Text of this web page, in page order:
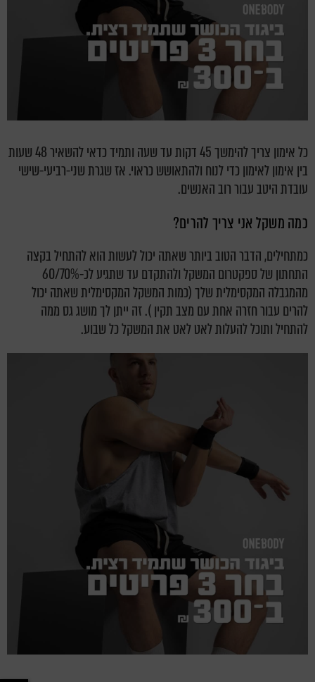
כל אימון צריך להימשך 45 דקות עד שעה ותמיד כדאי להשאיר 48 שעות
בין אימון לאימון כדי לנוח ולהתאושש כראוי. אז שגרת שני-רביעי-שישי
עובדת היטב עבור רוב האנשים.
כמה משקל אני צריך להרים?
כמתחילים, הדבר הטוב ביותר שאתה יכול לעשות הוא להתחיל בקצה
התחתון של ספקטרום המשקל ולהתקדם עד שתגיע לכ-60/70%
מהמגבלה המקסימלית שלך (כמות המשקל המקסימלית שאתה יכול
להרים עבור חזרה אחת עם מצב תקין ). זה ייתן לך מושג גס ממה
להתחיל ותוכל להעלות לאט לאט את המשקל כל שבוע.